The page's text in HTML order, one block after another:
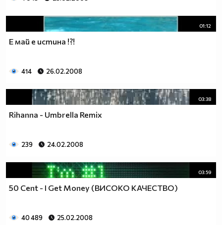
01:12
Е май е истина !?!
414 26.02.2008
03:38
Rihanna - Umbrella Remix
239 24.02.2008
03:59
50 Cent - I Get Money (ВИСОКО КАЧЕСТВО)
40 489 25.02.2008